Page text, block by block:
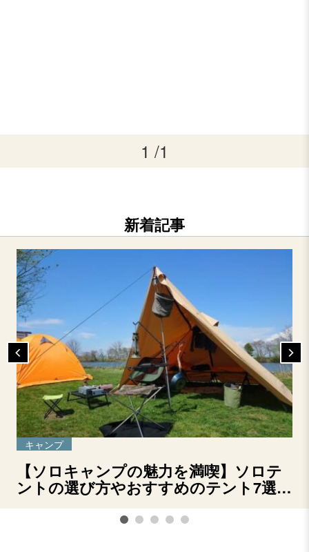
1 /1
新着記事
キャンプ
【ソロキャンプの魅力を満喫】ソロテ
ントの選び方やおすすめのテント7選を